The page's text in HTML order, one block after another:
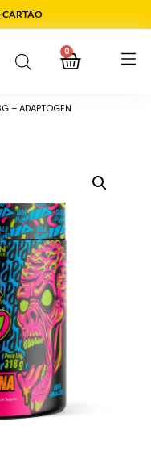
CARTÃO
0
– ADAPTOGEN